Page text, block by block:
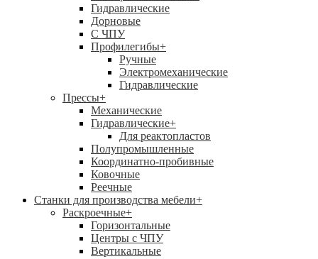
Гидравлические
Дорновые
С ЧПУ
Профилегибы+
Ручные
Электромеханические
Гидравлические
Прессы+
Механические
Гидравлические+
Для реактопластов
Полупромышленные
Координатно-пробивные
Ковочные
Реечные
Станки для производства мебели+
Раскроечные+
Горизонтальные
Центры с ЧПУ
Вертикальные